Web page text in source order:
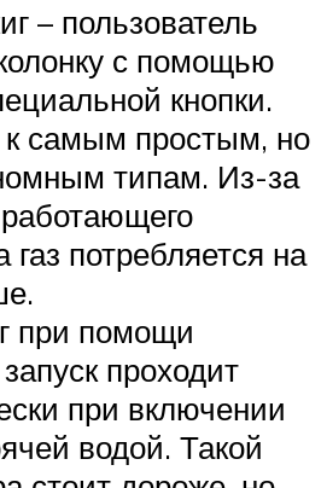
– пользователь
с помощью
кнопки.
к самым простым, но
типам. Из-за
газ потребляется на
при помощи
проходит
при включении
водой. Такой